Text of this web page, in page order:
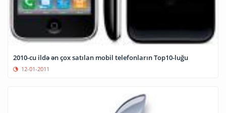
2010-cu ildə ən çox satılan mobil telefonların Top10-luğu
12-01-2011